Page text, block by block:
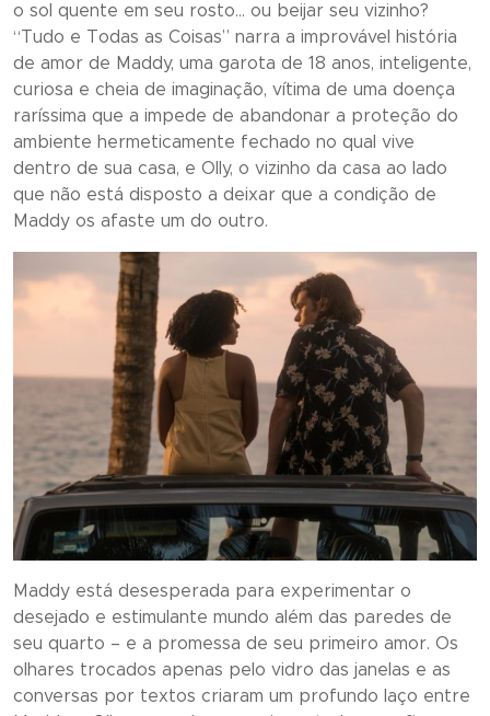
o sol quente em seu rosto… ou beijar seu vizinho?
“Tudo e Todas as Coisas” narra a improvável história
de amor de Maddy, uma garota de 18 anos, inteligente,
curiosa e cheia de imaginação, vítima de uma doença
raríssima que a impede de abandonar a proteção do
ambiente hermeticamente fechado no qual vive
dentro de sua casa, e Olly, o vizinho da casa ao lado
que não está disposto a deixar que a condição de
Maddy os afaste um do outro.
Maddy está desesperada para experimentar o
desejado e estimulante mundo além das paredes de
seu quarto – e a promessa de seu primeiro amor. Os
olhares trocados apenas pelo vidro das janelas e as
conversas por textos criaram um profundo laço entre